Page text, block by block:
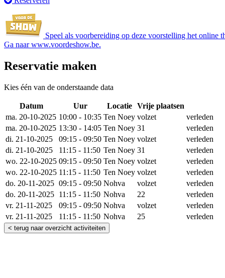
Speel als voorbereiding op deze voorstelling het online
Ga naarwww.voordeshow.be.
Reservatie maken
Kies één van de onderstaande data
Datum Uur Locatie Vrije plaatsen
ma. 20-10-2025 10:00 - 10:35 Ten Noey volzet
verleden
ma. 20-10-2025 13:30 - 14:05 Ten Noey 31
verleden
di. 21-10-2025
09:15 - 09:50 Ten Noey volzet
verleden
di. 21-10-2025
11:15 - 11:50 Ten Noey 31
verleden
wo. 22-10-2025 09:15 - 09:50 Ten Noey volzet
verleden
wo. 22-10-2025 11:15 - 11:50 Ten Noey volzet
verleden
do. 20-11-2025 09:15 - 09:50 Nohva volzet
verleden
do. 20-11-2025 11:15 - 11:50 Nohva 22
verleden
vr. 21-11-2025
09:15 - 09:50 Nohva volzet
verleden
vr. 21-11-2025
11:15 - 11:50 Nohva 25 verleden
< terug naar overzicht activiteiten